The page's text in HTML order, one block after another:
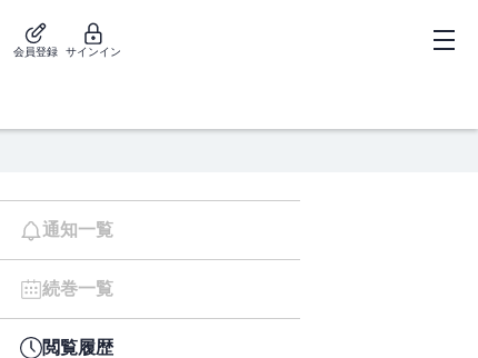
会員登録 サインイン
通知一覧
続巻一覧
閲覧履歴